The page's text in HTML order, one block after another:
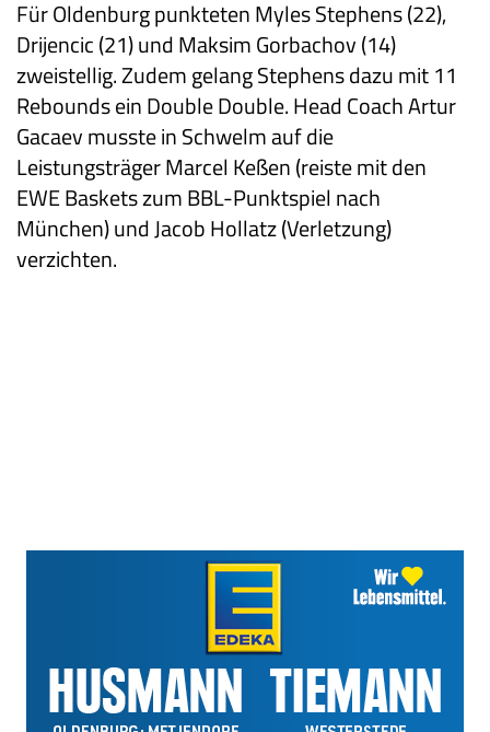
Für Oldenburg punkteten Myles Stephens (22),
Drijencic (21) und Maksim Gorbachov (14)
zweistellig. Zudem gelang Stephens dazu mit 11
Rebounds ein Double Double. Head Coach Artur
Gacaev musste in Schwelm auf die
Leistungsträger Marcel Keßen (reiste mit den
EWE Baskets zum BBL-Punktspiel nach
München) und Jacob Hollatz (Verletzung)
verzichten.